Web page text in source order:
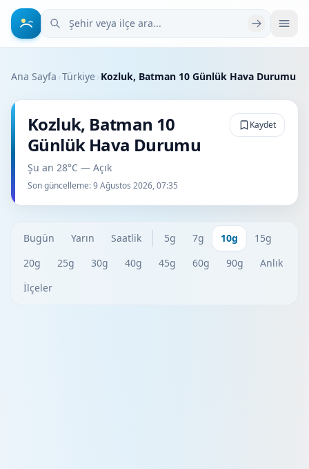
Şehir veya ilçe ara
Ana Sayfa ›Türkiye› Kozluk, Batman 10 Günlük Hava Durumu
Kozluk, Batman 10
Günlük Hava Durumu
Şu an 28°C — Açık
Son güncelleme:9 Ağustos 2026, 07:35
Kaydet
Bugün Yarın Saatlik 5g 7g 10g
15g
20g
25g 30g 40g 45g 60g 90g
Anlık
İlçeler